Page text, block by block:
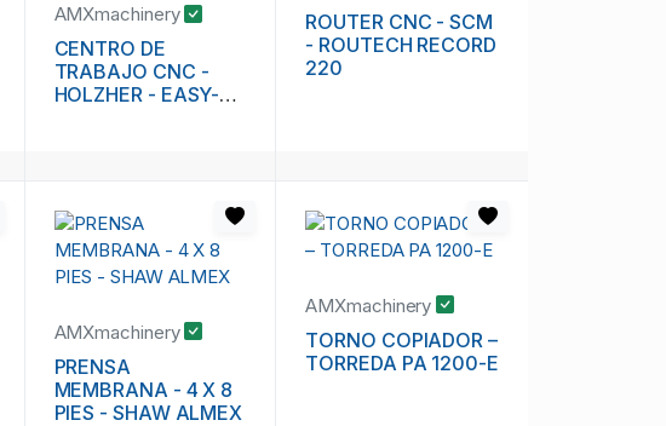
AMXmachinery
CENTRO DE
TRABAJO CNC -
HOLZHER - EASY-
ROUTER CNC - SCM
- ROUTECH RECORD
220
AMXmachinery
PRENSA
MEMBRANA - 4 X 8
PIES - SHAW ALMEX
AMXmachinery
TORNO COPIADOR –
TORREDA PA 1200-E